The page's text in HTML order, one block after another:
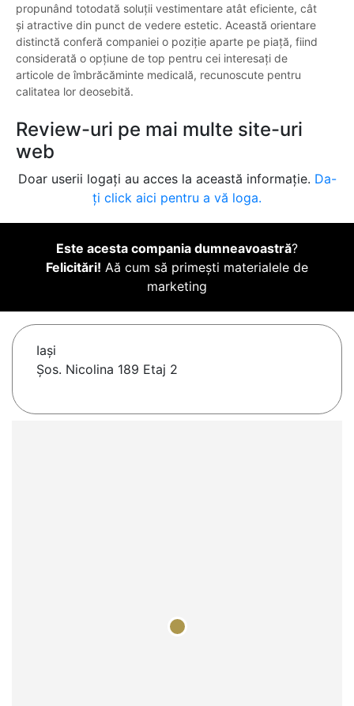
propunând totodată soluții vestimentare atât eficiente, cât
și atractive din punct de vedere estetic. Această orientare
distinctă conferă companiei o poziție aparte pe piață, fiind
considerată o opțiune de top pentru cei interesați de
articole de îmbrăcăminte medicală, recunoscute pentru
calitatea lor deosebită.
Review-uri pe mai multe site-uri
web
Doar userii logați au acces la această informație. Da-
ți click aici pentru a vă loga.
Este acesta compania dumneavoastră?
Felicitări! Aă cum să primești materialele de
marketing
Iaşi
Șos. Nicolina 189 Etaj 2